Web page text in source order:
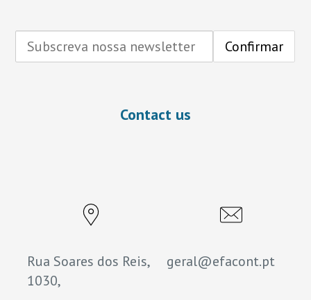
Contact us
Rua Soares dos Reis,
1030,
geral@efacont.pt